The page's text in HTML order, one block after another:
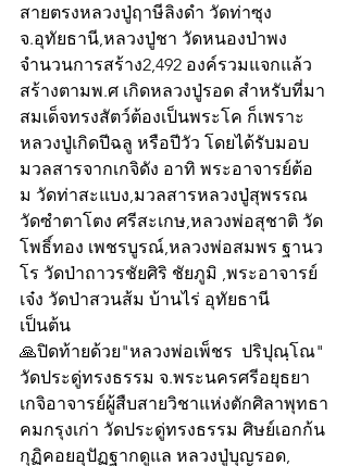
สายตรงหลวงปู่ฤาษีลิงดำ วัดท่าซุง
จ.อุทัยธานี,หลวงปู่ชา วัดหนองป่าพง
จำนวนการสร้าง2,492 องค์รวมแจกแล้ว
สร้างตามพ.ศ เกิดหลวงปู่รอด สำหรับที่มา
สมเด็จทรงสัตว์ต้องเป็นพระโค ก็เพราะ
หลวงปู่เกิดปีฉลู หรือปีวัว โดยได้รับมอบ
มวลสารจากเกจิดัง อาทิ พระอาจารย์ต้อ
ม วัดท่าสะแบง,มวลสารหลวงปู่สุพรรณ
วัดซำตาโตง ศรีสะเกษ,หลวงพ่อสุชาติ วัด
โพธิ์ทอง เพชรบูรณ์,หลวงพ่อสมพร ฐานว
โร วัดป่าถาวรชัยศิริ ชัยภูมิ ,พระอาจารย์
เจ๋ง วัดป่าสวนส้ม บ้านไร่ อุทัยธานี
เป็นต้น
🙏ปิดท้ายด้วย"หลวงพ่อเพ็ชร  ปริปุณฺโณ"
วัดประดู่ทรงธรรม จ.พระนครศรีอยุธยา
เกจิอาจารย์ผู้สืบสายวิชาแห่งตักศิลาพุทธา
คมกรุงเก่า วัดประดู่ทรงธรรม ศิษย์เอกก้น
กุฏิคอยอุปัฏฐาก​ดูแล หลวงปู่บุญรอด,